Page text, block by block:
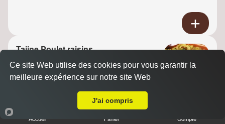
Tajine Poulet raisins
Dès18.90 €
Accueil Panier Compte
Ce site Web utilise des cookies pour vous garantir la
meilleure expérience sur notre site Web
J'ai compris